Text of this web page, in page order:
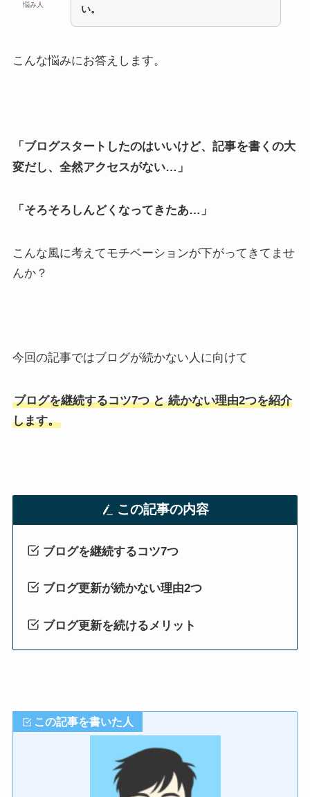
悩み人
い。
こんな悩みにお答えします。
「ブログスタートしたのはいいけど、記事を書くの大
変だし、全然アクセスがない…」
「そろそろしんどくなってきたあ…」
こんな風に考えてモチベーションが下がってきてませ
んか？
今回の記事ではブログが続かない人に向けて
ブログを継続するコツ7つ と 続かない理由2つを紹介
します。
この記事の内容
ブログを継続するコツ7つ
ブログ更新が続かない理由2つ
ブログ更新を続けるメリット
この記事を書いた人